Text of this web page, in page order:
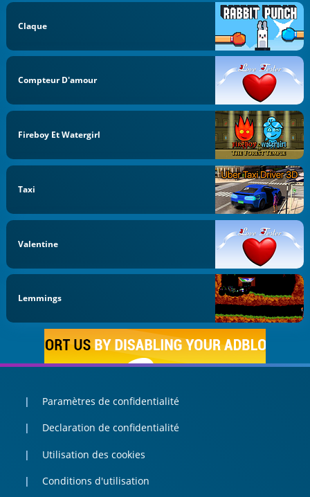
Claque
Compteur D'amour
Fireboy Et Watergirl
Taxi
Valentine
Lemmings
Paramètres de confidentialité
Declaration de confidentialité
Utilisation des cookies
Conditions d'utilisation